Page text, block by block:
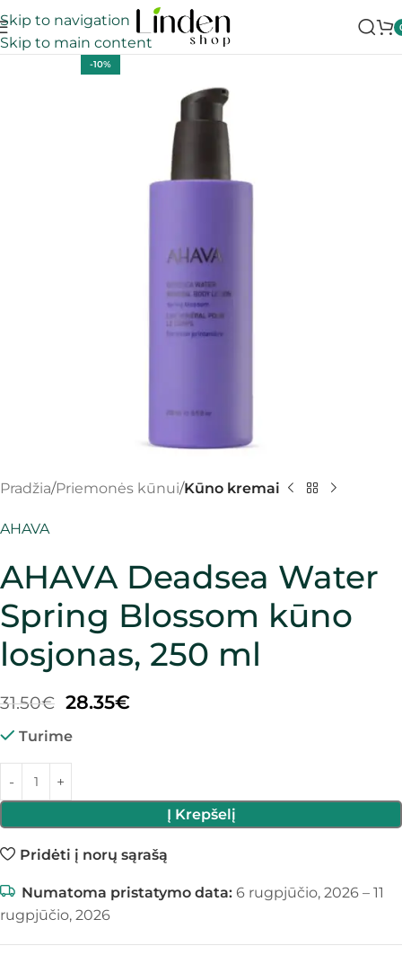
Skip to navigation
Skip to main content
-10%
Pradžia Priemonės kūnui Kūno kremai
AHAVA
AHAVA Deadsea Water
Spring Blossom kūno
losjonas, 250 ml
31.50€ 28.35€
Turime
Į Krepšelį
Pridėti į norų sąrašą
Numatoma pristatymo data: 6 rugpjūčio, 2026 – 11
rugpjūčio, 2026